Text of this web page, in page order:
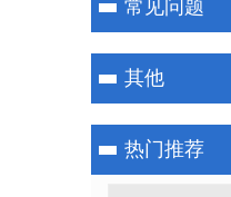
常见问题
其他
热门推荐